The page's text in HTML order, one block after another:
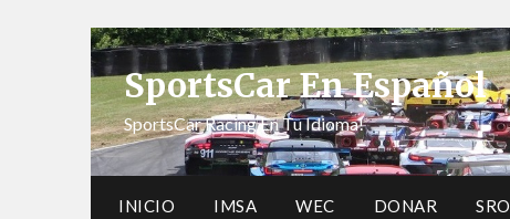
SportsCar En Español
SportsCar Racing En Tu Idioma!
INICIO IMSA WEC DONAR SRO